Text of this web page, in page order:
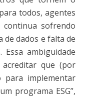
todos, agentes
continua sofrendo
de dados e falta de
ambiguidade
que (por
implementar
programa ESG”,